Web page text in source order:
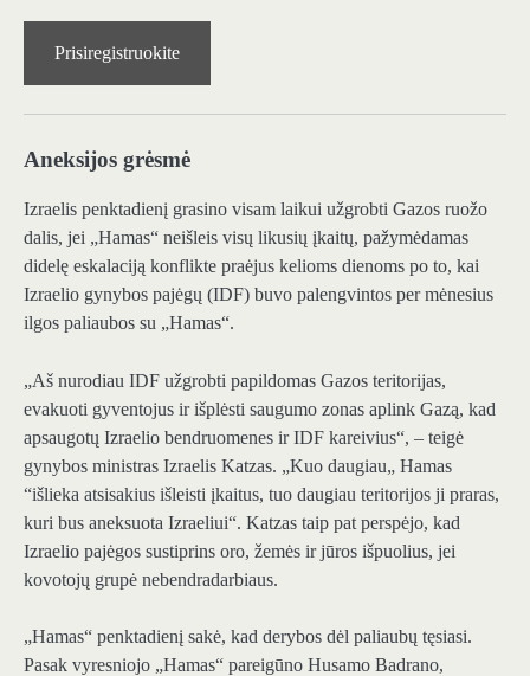
Prisiregistruokite
Aneksijos grėsmė
Izraelis penktadienį grasino visam laikui užgrobti Gazos ruožo
dalis, jei „Hamas“ neišleis visų likusių įkaitų, pažymėdamas
didelę eskalaciją konflikte praėjus kelioms dienoms po to, kai
Izraelio gynybos pajėgų (IDF) buvo palengvintos per mėnesius
ilgos paliaubos su „Hamas“.
„Aš nurodiau IDF užgrobti papildomas Gazos teritorijas,
evakuoti gyventojus ir išplėsti saugumo zonas aplink Gazą, kad
apsaugotų Izraelio bendruomenes ir IDF kareivius“, – teigė
gynybos ministras Izraelis Katzas. „Kuo daugiau„ Hamas
“išlieka atsisakius išleisti įkaitus, tuo daugiau teritorijos ji praras,
kuri bus aneksuota Izraeliui“. Katzas taip pat perspėjo, kad
Izraelio pajėgos sustiprins oro, žemės ir jūros išpuolius, jei
kovotojų grupė nebendradarbiaus.
„Hamas“ penktadienį sakė, kad derybos dėl paliaubų tęsiasi.
Pasak vyresniojo „Hamas“ pareigūno Husamo Badrano,